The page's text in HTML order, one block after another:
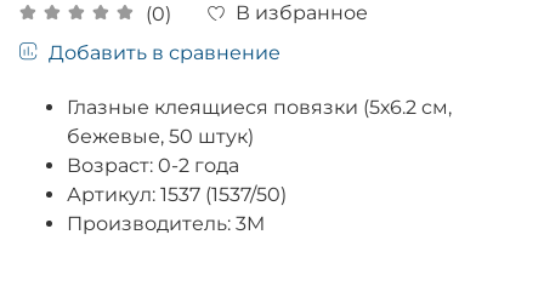
(0)
В избранное
Добавить в сравнение
Глазные клеящиеся повязки (5х6.2 cм,
бежевые, 50 штук)
Возраст: 0-2 года
Артикул: 1537 (1537/50)
Производитель: 3M